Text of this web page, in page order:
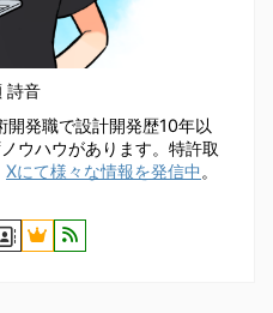
詩音
発職で設計開発歴10年以
ウハウがあります。特許取
Xにて様々な情報を発信中 。